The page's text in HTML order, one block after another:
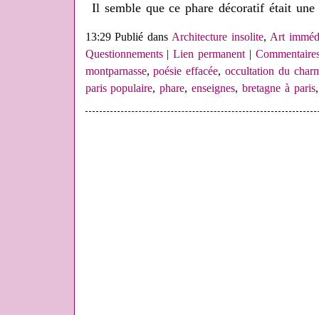
Il semble que ce phare décoratif était
13:29 Publié dansArchitecture insolite, Art
Questionnements|Lien permanent|
montparnasse,poésie effacée,occultation du
paris populaire,phare,enseignes, bretagne à paris